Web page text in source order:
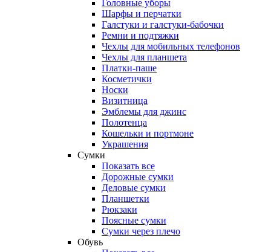
Головные уборы
Шарфы и перчатки
Галстуки и галстуки-бабочки
Ремни и подтяжки
Чехлы для мобильных телефонов
Чехлы для планшета
Платки-паше
Косметички
Носки
Визитница
Эмблемы для джинс
Полотенца
Кошельки и портмоне
Украшения
Сумки
Показать все
Дорожные сумки
Деловые сумки
Планшетки
Рюкзаки
Поясные сумки
Сумки через плечо
Обувь